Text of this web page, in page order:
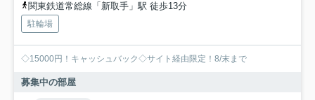
関東鉄道常総線「新取手」駅 徒歩13分
駐輪場
◇15000円！キャッシュバック◇サイト経由限定！8/末まで
募集中の部屋